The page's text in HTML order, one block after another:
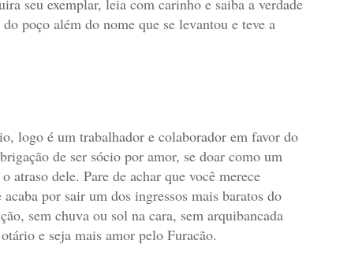
poço além do nome que se levantou e teve a
logo é um trabalhador e colaborador em favor do
de ser sócio por amor, se doar como um
dele. Pare de achar que você merece
por sair um dos ingressos mais baratos do
sem chuva ou sol na cara, sem arquibancada
e seja mais amor pelo Furacão.